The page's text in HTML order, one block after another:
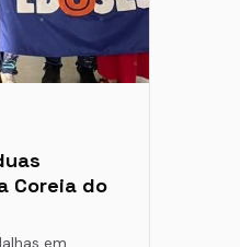
Coreia do
em